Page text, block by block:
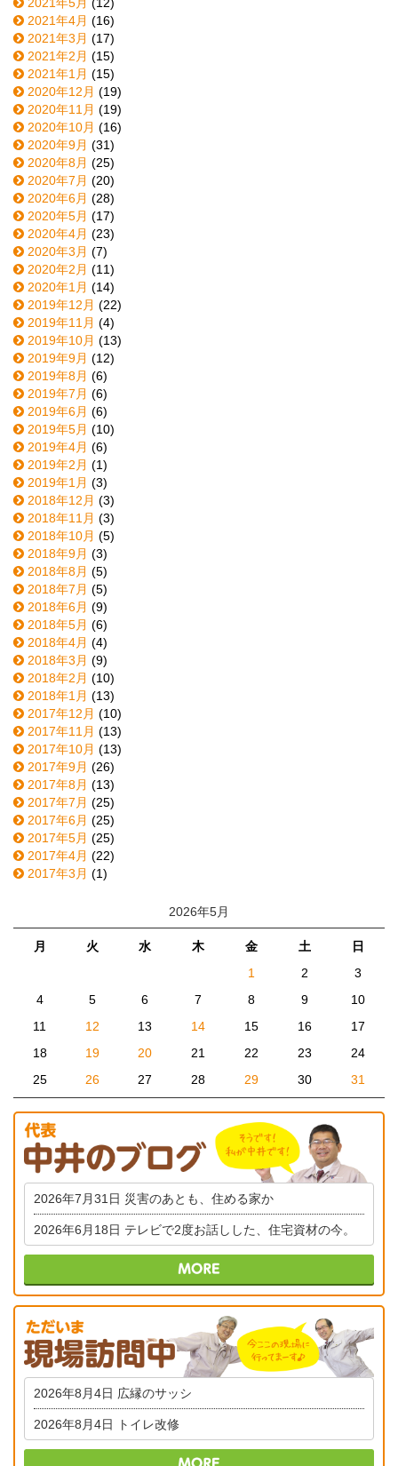
2021年4月 (16)
2021年3月 (17)
2021年2月 (15)
2021年1月 (15)
2020年12月 (19)
2020年11月 (19)
2020年10月 (16)
2020年9月 (31)
2020年8月 (25)
2020年7月 (20)
2020年6月 (28)
2020年5月 (17)
2020年4月 (23)
2020年3月 (7)
2020年2月 (11)
2020年1月 (14)
2019年12月 (22)
2019年11月 (4)
2019年10月 (13)
2019年9月 (12)
2019年8月 (6)
2019年7月 (6)
2019年6月 (6)
2019年5月 (10)
2019年4月 (6)
2019年2月 (1)
2019年1月 (3)
2018年12月 (3)
2018年11月 (3)
2018年10月 (5)
2018年9月 (3)
2018年8月 (5)
2018年7月 (5)
2018年6月 (9)
2018年5月 (6)
2018年4月 (4)
2018年3月 (9)
2018年2月 (10)
2018年1月 (13)
2017年12月 (10)
2017年11月 (13)
2017年10月 (13)
2017年9月 (26)
2017年8月 (13)
2017年7月 (25)
2017年6月 (25)
2017年5月 (25)
2017年4月 (22)
2017年3月 (1)
2026年5月
月 火 水 木 金 土
日
1
2
3
4
5 6 7 8 9
10
11
12 13 14 15 16
17
18
19 20 21 22 23
24
25
26 27 28 29 30 31
2026年7月31日 災害のあとも、住める家か
2026年6月18日 テレビで2度お話しした、住宅資材の今。
2026年8月4日 広縁のサッシ
2026年8月4日 トイレ改修